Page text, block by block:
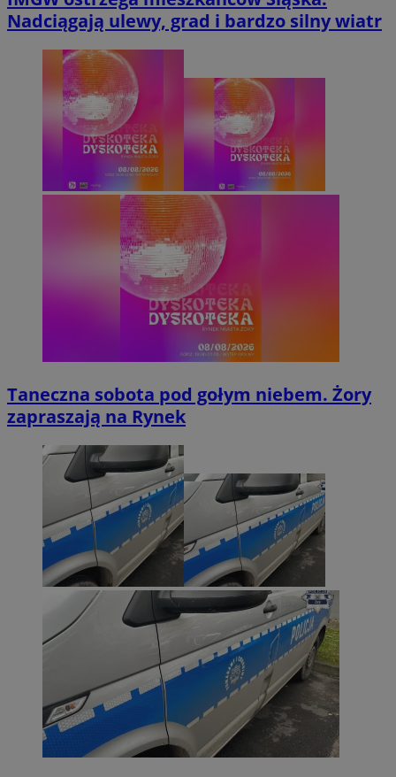
Nadciągają ulewy, grad i bardzo silny wiatr
Taneczna sobota pod gołym niebem. Żory
zapraszają na Rynek